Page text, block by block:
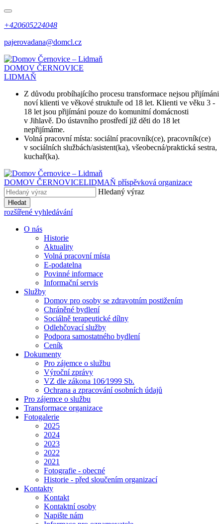
+420605224048
pajerovadana@domcl.cz
DOMOV ČERNOVICE
LIDMAŇ
Z důvodu probíhajícího procesu transformace nejsou přijímáni
noví klienti ve věkové struktuře od 18 let. Klienti ve věku 3 -
18 let jsou přijímáni pouze do komunitní domácnosti
v Jihlavě. Do ústavního prostředí již děti do 18 let
nepřijímáme.
Volná pracovní místa: sociální pracovník(ce), pracovník(ce)
v sociálních službách/asistent(ka), všeobecná/praktická sestra,
kuchař(ka).
DOMOV ČERNOVICELIDMAŇ příspěvková organizace
Hledaný výraz
Hledat
rozšířené vyhledávání
O nás
Historie
Aktuality
Volná pracovní místa
E-podatelna
Povinné informace
Informační servis
Služby
Domov pro osoby se zdravotním postižením
Chráněné bydlení
Sociálně terapeutické dílny
Odlehčovací služby
Podpora samostatného bydlení
Ceník
Dokumenty
Pro zájemce o službu
Výroční zprávy
VZ dle zákona 106⁄1999 Sb.
Ochrana a zpracování osobních údajů
Pro zájemce o službu
Transformace organizace
Fotogalerie
2025
2024
2023
2022
2021
Fotografie - obecné
Historie - před sloučením organizací
Kontakty
Kontakt
Kontaktní osoby
Napište nám